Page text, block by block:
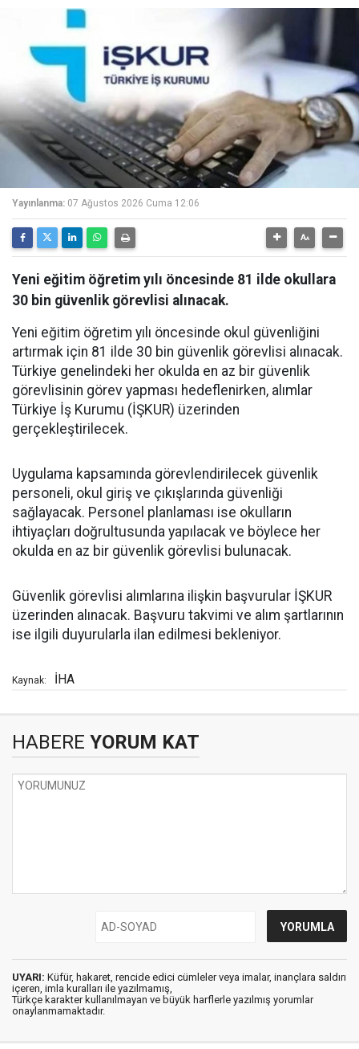
Yayınlanma: 07 Ağustos 2026 Cuma 12:06
Yeni eğitim öğretim yılı öncesinde 81 ilde okullara
30 bin güvenlik görevlisi alınacak.
Yeni eğitim öğretim yılı öncesinde okul güvenliğini
artırmak için 81 ilde 30 bin güvenlik görevlisi alınacak.
Türkiye genelindeki her okulda en az bir güvenlik
görevlisinin görev yapması hedeflenirken, alımlar
Türkiye İş Kurumu (İŞKUR) üzerinden
gerçekleştirilecek.
Uygulama kapsamında görevlendirilecek güvenlik
personeli, okul giriş ve çıkışlarında güvenliği
sağlayacak. Personel planlaması ise okulların
ihtiyaçları doğrultusunda yapılacak ve böylece her
okulda en az bir güvenlik görevlisi bulunacak.
Güvenlik görevlisi alımlarına ilişkin başvurular İŞKUR
üzerinden alınacak. Başvuru takvimi ve alım şartlarının
ise ilgili duyurularla ilan edilmesi bekleniyor.
Kaynak: İHA
HABERE YORUM KAT
UYARI: Küfür, hakaret, rencide edici cümleler veya imalar, inançlara saldırı
içeren, imla kuralları ile yazılmamış,
Türkçe karakter kullanılmayan ve büyük harflerle yazılmış yorumlar
onaylanmamaktadır.